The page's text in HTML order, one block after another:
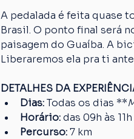
A pedalada é feita quase
Brasil. O ponto final será
paisagem do Guaíba. A
Liberaremos ela pra ti
DETALHES DA
Dias: Todas os dias **
Horário: das 09h às 11h
Percurso: 7 km